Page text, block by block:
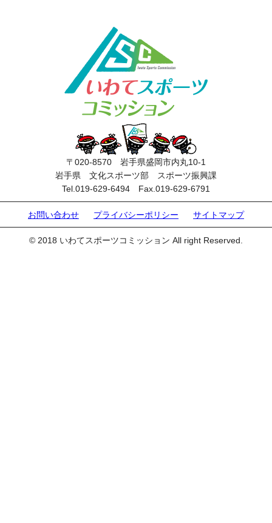
〒020-8570 岩手県盛岡市内丸10-1
岩手県 文化スポーツ部 スポーツ振興課
Tel.019-629-6494 Fax.019-629-6791
お問い合わせ プライバシーポリシー サイトマップ
© 2018 いわてスポーツコミッション All right Reserved.